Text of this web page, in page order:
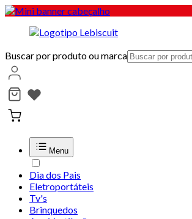
Buscar por produto ou marca
Menu
Dia dos Pais
Eletroportáteis
Tv's
Brinquedos